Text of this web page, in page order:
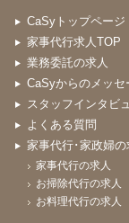
CaSyトップページ
家事代行求人TOP
業務委託の求人
CaSyからのメッセ
スタッフインタビ
よくある質問
家事代行･家政婦の
家事代行の求人
お掃除代行の求人
お料理代行の求人